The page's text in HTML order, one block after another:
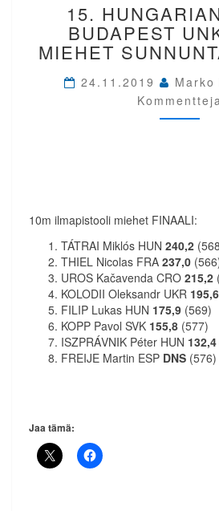
IP
15.
BUDAPEST
MIEHET
24.11.2019 Marko
10m ilmapistooli miehet FINAALI:
TÁTRAI Miklós HUN 240,2
THIEL Nicolas FRA 237,0
UROS Kačavenda CRO 215,2
KOLODII Oleksandr UKR 195,6
FILIP Lukas HUN 175,9 (569)
KOPP Pavol SVK 155,8 (577)
ISZPRÁVNIK Péter HUN 132,4
FREIJE Martin ESP DNS (576)
Jaa tämä: